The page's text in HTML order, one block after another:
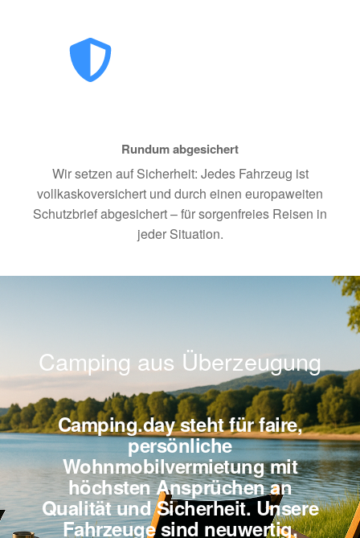
Rundum abgesichert
Wir setzen auf Sicherheit: Jedes Fahrzeug ist
vollkaskoversichert und durch einen europaweiten
Schutzbrief abgesichert – für sorgenfreies Reisen in
jeder Situation.
Camping aus Überzeugung
Camping.day steht für faire,
persönliche
Wohnmobilvermietung mit
höchsten Ansprüchen an
Qualität und Sicherheit. Unsere
Fahrzeuge sind neuwertig,